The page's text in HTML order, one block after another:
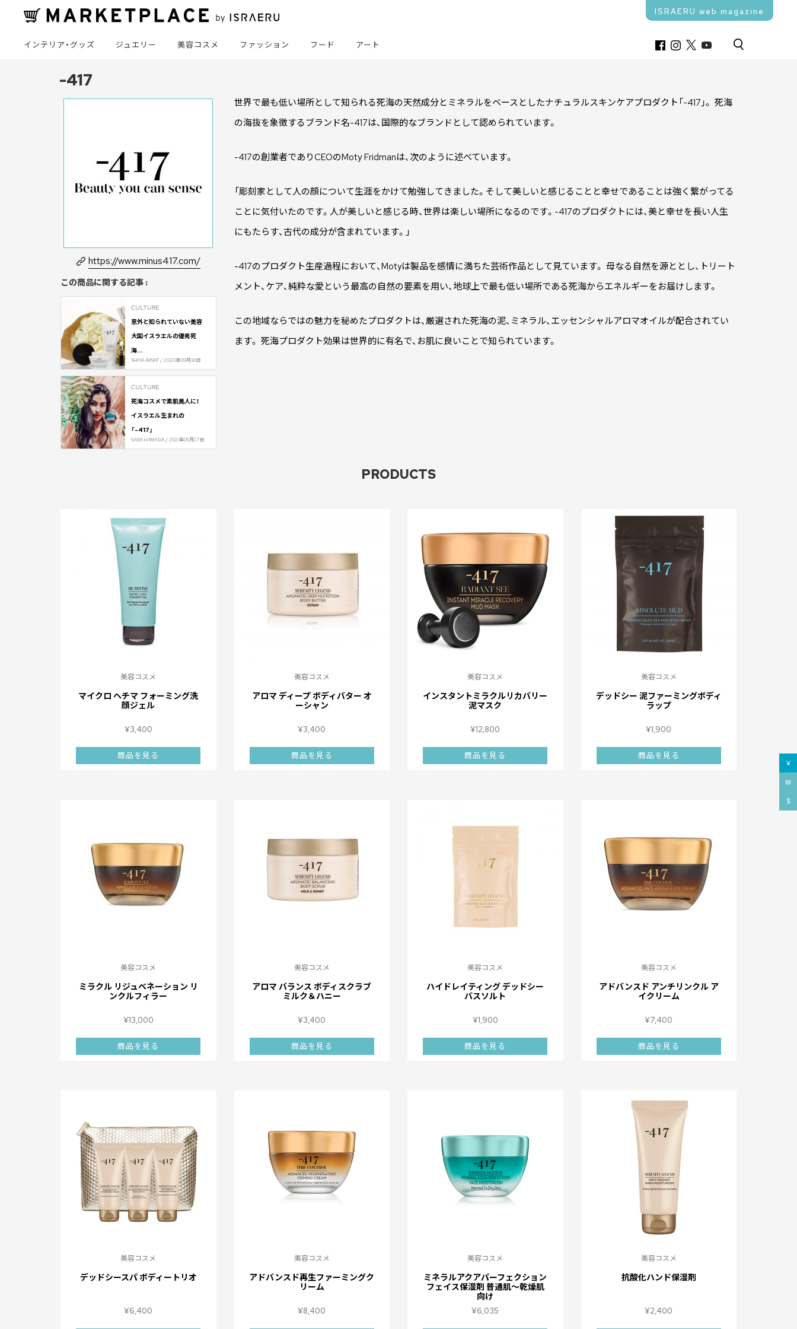
¥
₪
$
ISRAERU web magazine
インテリア・グッズ ジュエリー 美容コスメ ファッション フード アート
-417
https://www.minus417.com/
この商品に関する記事 :
CULTURE
意外と知られていない美容
大国イスラエルの優秀死
海...
SHIYA AVNAT / 2020年09月30日
CULTURE
死海コスメで素肌美人に！
イスラエル生まれの
「-417」
SARA HAMADA / 2021年05月27日
世界で最も低い場所として知られる死海の天然成分とミネラルをベースとしたナチュラルスキンケアプロダクト「-417」。 死海
の海抜を象徴するブランド名-417は、国際的なブランドとして認められています。
-417の創業者でありCEOのMoty Fridmanは、次のように述べています。
「彫刻家として人の顔について生涯をかけて勉強してきました。そして美しいと感じることと幸せであることは強く繋がってる
ことに気付いたのです。人が美しいと感じる時、世界は楽しい場所になるのです。-417のプロダクトには、美と幸せを長い人生
にもたらす、古代の成分が含まれています。」
-417のプロダクト生産過程において、Motyは製品を感情に満ちた芸術作品として見ています。 母なる自然を源ととし、トリート
メント、ケア、純粋な愛という最高の自然の要素を用い、地球上で最も低い場所である死海からエネルギーをお届けします。
この地域ならではの魅力を秘めたプロダクトは、厳選された死海の泥、ミネラル、エッセンシャルアロマオイルが配合されてい
ます。 死海プロダクト効果は世界的に有名で、お肌に良いことで知られています。
PRODUCTS
美容コスメ
マイクロ ヘチマ フォーミング洗
顔ジェル
¥3,400
商品を見る
美容コスメ
アロマ ディープ ボディバター オ
ーシャン
¥3,400
商品を見る
美容コスメ
インスタントミラクルリカバリー
泥マスク
¥12,800
商品を見る
美容コスメ
デッドシー 泥ファーミングボディ
ラップ
¥1,900
商品を見る
美容コスメ
ミラクル リジュベネーション リ
ンクルフィラー
¥13,000
商品を見る
美容コスメ
アロマ バランス ボディスクラブ
ミルク＆ハニー
¥3,400
商品を見る
美容コスメ
ハイドレイティング デッドシー
バスソルト
¥1,900
商品を見る
美容コスメ
アドバンスド アンチリンクル ア
イクリーム
¥7,400
商品を見る
美容コスメ
デッドシースパ ボディートリオ
¥6,400
美容コスメ
アドバンスド再生ファーミングク
リーム
¥8,400
美容コスメ
ミネラルアクアパーフェクション
フェイス保湿剤 普通肌～乾燥肌
向け
¥6,035
美容コスメ
抗酸化ハンド保湿剤
¥2,400